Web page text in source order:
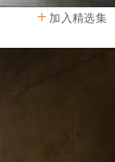
加入精选集